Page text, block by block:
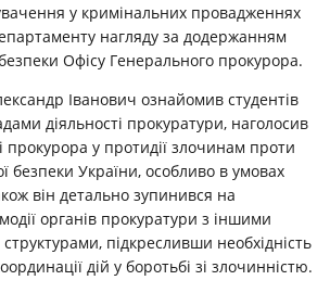
у кримінальних провадженнях
нагляду за додержанням
Офісу Генерального прокурора.
Іванович ознайомив студентів
діяльності прокуратури, наголосив
прокурора у протидії злочинам проти
безпеки України, особливо в умовах
він детально зупинився на
органів прокуратури з іншими
підкресливши необхідність
дій у боротьбі зі злочинністю.